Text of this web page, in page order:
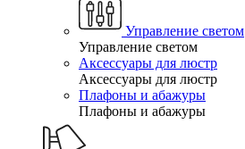
Управление светом
Управление светом
Аксессуары для люстр
Аксессуары для люстр
Плафоны и абажуры
Плафоны и абажуры